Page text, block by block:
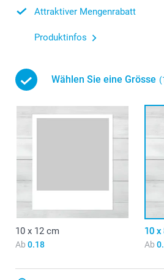
Attraktiver Mengenrabatt
Produktinfos
Wählen Sie eine Grösse
10 x 12 cm
Ab 0.18
10 x
Ab